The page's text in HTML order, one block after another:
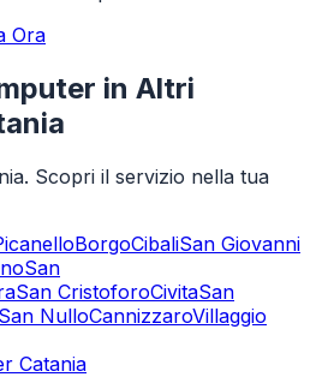
Ora
in Altri
Scopri il servizio nella tua
BorgoCibaliSan Giovanni
San
San CristoforoCivitaSan
San NulloCannizzaroVillaggio
Catania